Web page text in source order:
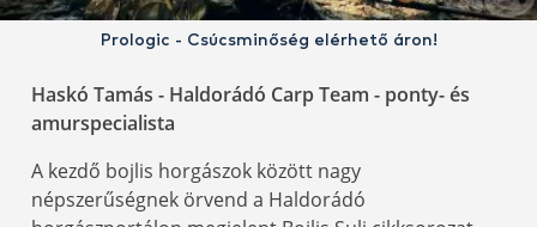
Prologic - Csúcsminőség elérhető áron!
Haskó Tamás - Haldorádó Carp Team - ponty- és
amurspecialista
A kezdő bojlis horgászok között nagy
népszerűségnek örvend a Haldorádó